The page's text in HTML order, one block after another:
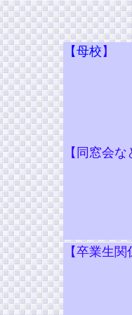
【母校 】
【同窓会
【卒業生関